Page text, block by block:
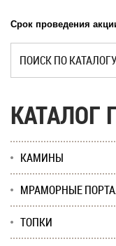
Срок проведения
КАТАЛОГ
КАМИНЫ
МРАМОРНЫЕ
ТОПКИ